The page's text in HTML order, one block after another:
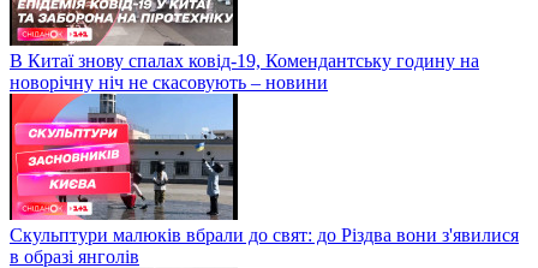
В Китаї знову спалах ковід-19, Комендантську годину на
новорічну ніч не скасовують – новини
Скульптури малюків вбрали до свят: до Різдва вони з'явилися
в образі янголів